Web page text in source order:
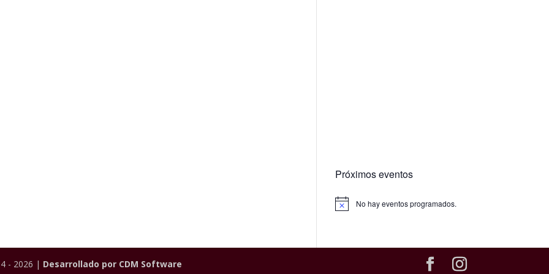
Próximos eventos
No hay eventos programados.
- 2026 | Desarrollado por CDM Software